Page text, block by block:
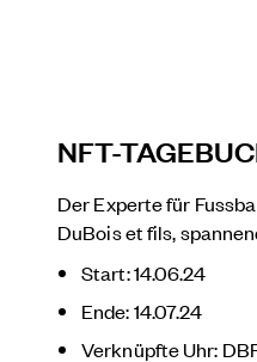
NFT-
Der Experte für
DuBois et fils,
Start: 14.06.24
Ende: 14.07.24
Verknüpfte Uhr: